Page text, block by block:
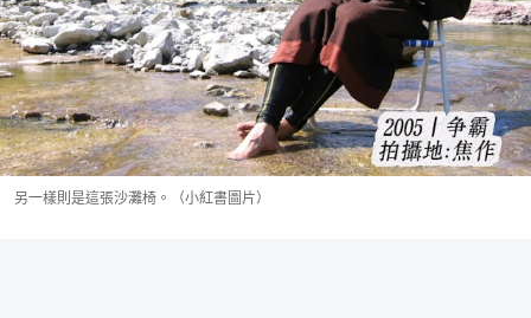
另一樣則是這張沙灘椅。（小紅書圖片）